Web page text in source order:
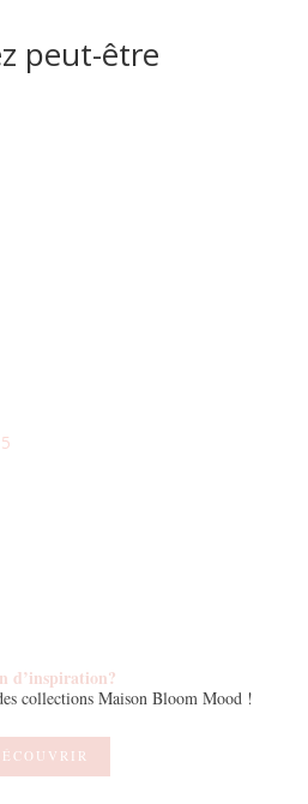
peut-être
d’inspiration?
collections Maison Bloom Mood !